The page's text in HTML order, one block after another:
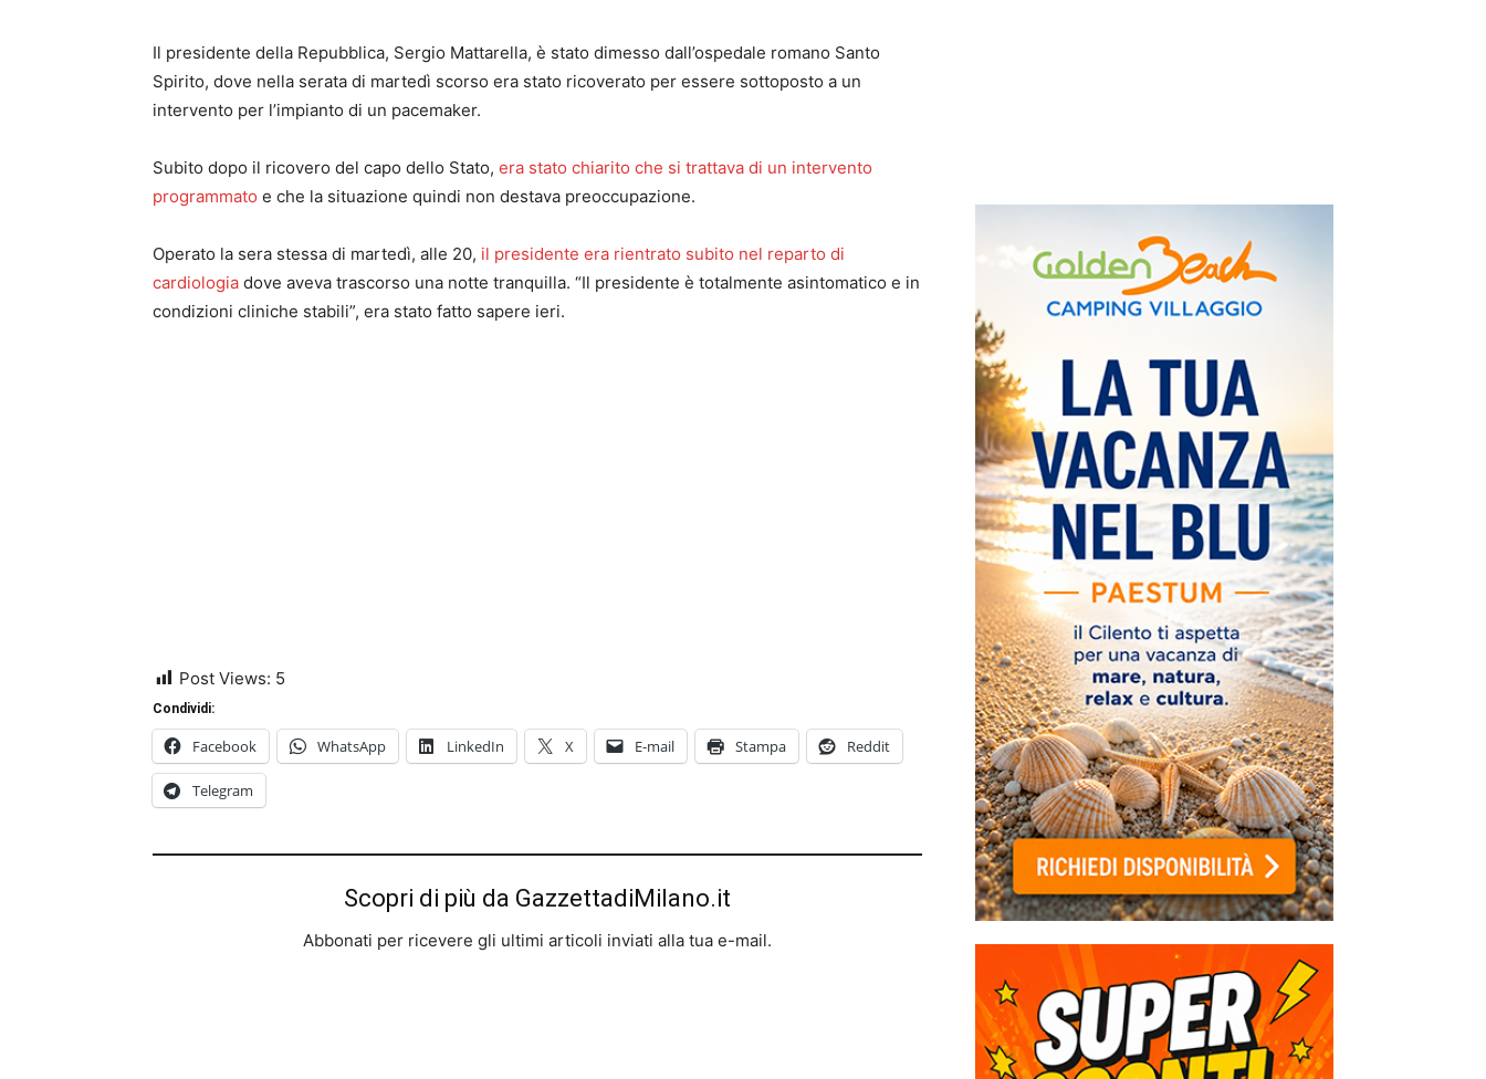
Il presidente della Repubblica, Sergio Mattarella, è stato dimesso dall’ospedale romano Santo
Spirito, dove nella serata di martedì scorso era stato ricoverato per essere sottoposto a un
intervento per l’impianto di un pacemaker.
Subito dopo il ricovero del capo dello Stato, era stato chiarito che si trattava di un intervento
programmato e che la situazione quindi non destava preoccupazione.
Operato la sera stessa di martedì, alle 20, il presidente era rientrato subito nel reparto di
cardiologia dove aveva trascorso una notte tranquilla. “Il presidente è totalmente asintomatico e in
condizioni cliniche stabili”, era stato fatto sapere ieri.
Post Views: 5
Condividi:
Facebook WhatsApp LinkedIn X E-mail Stampa Reddit
Telegram
Scopri di più da GazzettadiMilano.it
Abbonati per ricevere gli ultimi articoli inviati alla tua e-mail.